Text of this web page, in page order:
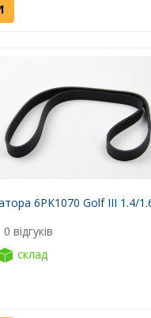
6PK1070 Golf III 1.4/
0 відгуків
склад